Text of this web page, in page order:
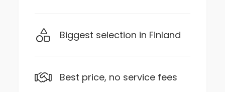
Biggest selection in Finland
Best price, no service fees